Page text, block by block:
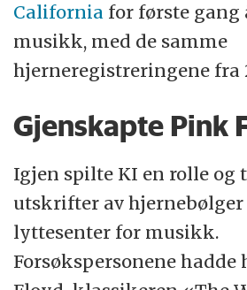
California for første gang
musikk, med de samme
hjerneregistreringene fra
Gjenskapte Pink
Igjen spilte KI en rolle og
utskrifter av
lyttesenter for musikk.
Forsøkspersonene hadde